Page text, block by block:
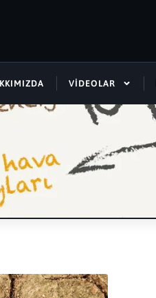
VIDEOLAR